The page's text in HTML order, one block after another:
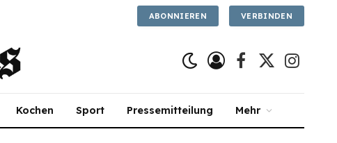
ABONNIEREN VERBINDEN
Facebook
X
Kochen Sport Pressemitteilung Mehr